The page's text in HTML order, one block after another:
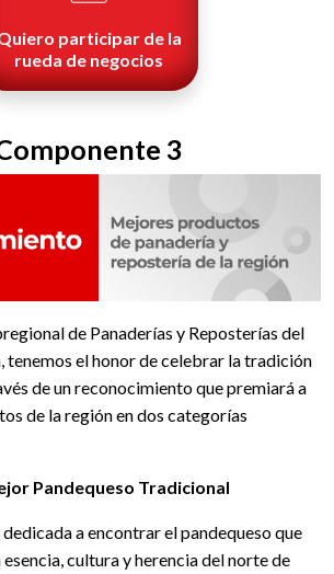
participar de la
rueda de negocios
3
de Panaderías y Reposterías del
el honor de celebrar la tradición
de un reconocimiento que premiará a
de la región en dos categorías
Pandequeso Tradicional
a encontrar el pandequeso que
cultura y herencia del norte de